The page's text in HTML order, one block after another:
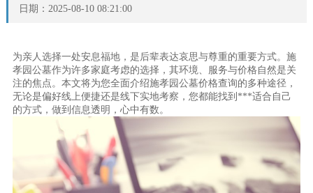
日期：2025-08-10 08:21:00
为亲人选择一处安息福地，是后辈表达哀思与尊重的重要方式。施
孝园公墓作为许多家庭考虑的选择，其环境、服务与价格自然是关
注的焦点。本文将为您全面介绍施孝园公墓价格查询的多种途径，
无论是偏好线上便捷还是线下实地考察，您都能找到***适合自己
的方式，做到信息透明，心中有数。